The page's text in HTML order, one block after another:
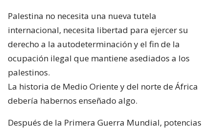
Palestina no necesita una nueva tutela
internacional, necesita libertad para ejercer su
derecho a la autodeterminación y el fin de la
ocupación ilegal que mantiene asediados a los
palestinos.
La historia de Medio Oriente y del norte de África
debería habernos enseñado algo.
Después de la Primera Guerra Mundial, potencias